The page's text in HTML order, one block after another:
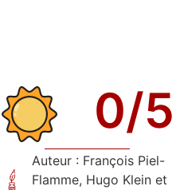
0/5
Auteur : François Piel-
Flamme, Hugo Klein et